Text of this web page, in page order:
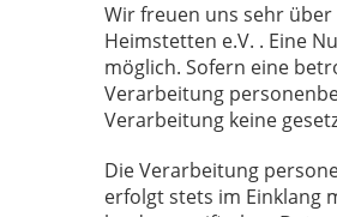
Wir freuen uns sehr
Heimstetten e.V. . Eine
möglich. Sofern eine
Verarbeitung
Verarbeitung keine
Die Verarbeitung
erfolgt stets im Einklang